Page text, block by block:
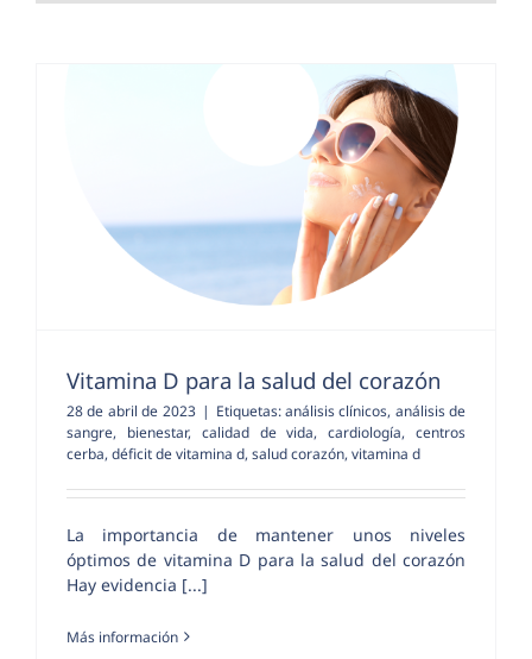
Vitamina D para la salud del corazón
28 de abril de 2023 | Etiquetas:análisis clínicos, análisis de
sangre, bienestar, calidad de vida,cardiología,centros
cerba, déficit de vitamina d, salud corazón, vitamina d
La importancia de mantener unos niveles
óptimos de vitamina D para la salud del corazón
Hay evidencia [...]
Más información